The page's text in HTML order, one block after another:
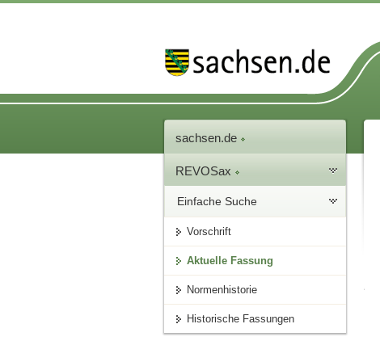
sachsen.de
REVOSax
Einfache Suche
Vorschrift
Aktuelle Fassung
Normenhistorie
Historische Fassungen